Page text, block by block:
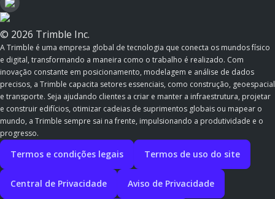
© 2026 Trimble Inc.
A Trimble é uma empresa global de tecnologia que conecta os mundos físico
e digital, transformando a maneira como o trabalho é realizado. Com
inovação constante em posicionamento, modelagem e análise de dados
precisos, a Trimble capacita setores essenciais, como construção, geoespacial
e transporte. Seja ajudando clientes a criar e manter a infraestrutura, projetar
e construir edifícios, otimizar cadeias de suprimentos globais ou mapear o
mundo, a Trimble sempre sai na frente, impulsionando a produtividade e o
progresso.
Termos e condições legais Termos de uso do site
Central de Privacidade Aviso de Privacidade